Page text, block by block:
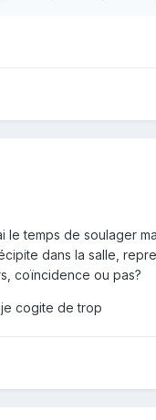
temps de soulager
dans la salle,
coïncidence ou pas?
cogite de trop